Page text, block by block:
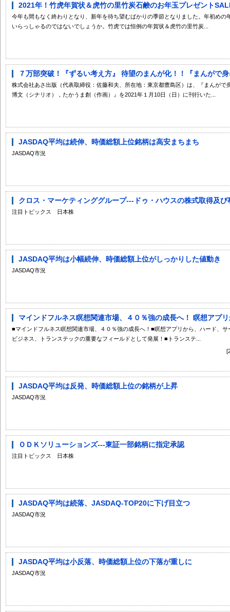
2021年！竹虎年賀状＆虎竹の里竹炭石鹸のお年玉プレゼント
今年も間もなく終わりとなり、新年を待ち望むばかりの季節となりました。年初め
いらっしゃるのではないでしょうか。竹虎では恒例の年賀状＆虎竹の里竹炭...
７万部突破！『ずるい考え方』 待望のまんが化！！『まんがで
株式会社あさ出版（代表取締役：佐藤和夫、所在地：東京都豊島区）は、『まんがで
博文（シナリオ），たかうま創（作画）』を2021年１月10日（日）に刊行いた...
JASDAQ平均は続伸、時価総額上位銘柄は高安まちまち
JASDAQ市況
クロス・マーケティンググループ---ドゥ・ハウスの株式取得及び
注目トピックス 日本株
JASDAQ平均は小幅続伸、時価総額上位がしっかりした値動き
JASDAQ市況
マインドフルネス瞑想関連市場、４０％強の成長へ！ 瞑想アプ
■マインドフルネス瞑想関連市場、４０％強の成長へ！■瞑想アプリから、ハード、
ビジネス、トランステックの重要なフィールドとして発展！■トランステ...
JASDAQ平均は反発、時価総額上位の銘柄が上昇
JASDAQ市況
ＯＤＫソリューションズ---東証一部銘柄に指定承認
注目トピックス 日本株
JASDAQ平均は続落、JASDAQ-TOP20に下げ目立つ
JASDAQ市況
JASDAQ平均は小反落、時価総額上位の下落が重しに
JASDAQ市況